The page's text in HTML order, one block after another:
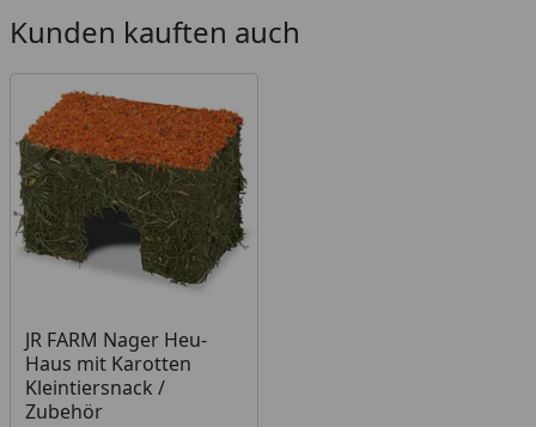
Fütterungsempfehlung
Kunden kauften auch
JR FARM Nager Heu-
Haus mit Karotten
Kleintiersnack /
Zubehör